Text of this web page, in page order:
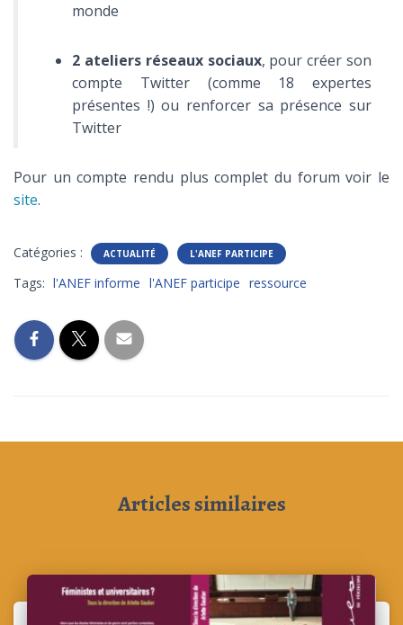
monde
2 ateliers réseaux sociaux, pour créer son
compte Twitter (comme 18 expertes
présentes !) ou renforcer sa présence sur
Twitter
Pour un compte rendu plus complet du forum voir le
site.
Catégories : ACTUALITÉ L'ANEF PARTICIPE
Tags: l'ANEF informe l'ANEF participe ressource
Articles similaires